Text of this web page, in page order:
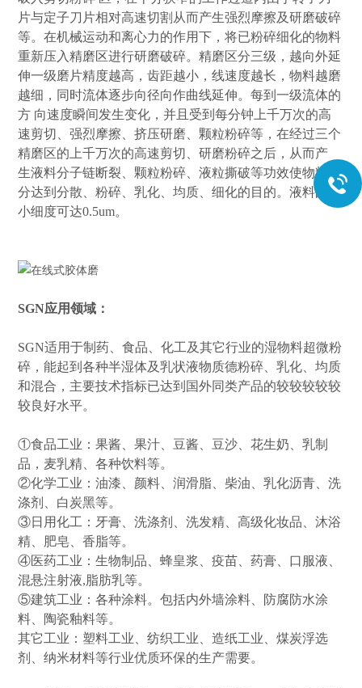
片与定子刀片相对高速切割从而产生强烈摩擦及研磨破碎
等。在机械运动和离心力的作用下，将已粉碎细化的物料
重新压入精磨区进行研磨破碎。精磨区分三级，越向外延
伸一级磨片精度越高，齿距越小，线速度越长，物料越磨
越细，同时流体逐步向径向作曲线延伸。每到一级流体的
方 向速度瞬间发生变化，并且受到每分钟上千万次的高
速剪切、强烈摩擦、挤压研磨、颗粒粉碎等，在经过三个
精磨区的上千万次的高速剪切、研磨粉碎之后，从而产
生液料分子链断裂、颗粒粉碎、液粒撕破等功效使物料充
分达到分散、粉碎、乳化、均质、细化的目的。液料的zui
小细度可达0.5um。
SGN应用领域：
SGN适用于制药、食品、化工及其它行业的湿物料超微粉
碎，能起到各种半湿体及乳状液物质德粉碎、乳化、均质
和混合，主要技术指标已达到国外同类产品的较较较较较
较良好水平。
①食品工业：果酱、果汁、豆酱、豆沙、花生奶、乳制
品，麦乳精、各种饮料等。
②化学工业：油漆、颜料、润滑脂、柴油、乳化沥青、洗
涤剂、白炭黑等。
③日用化工：牙膏、洗涤剂、洗发精、高级化妆品、沐浴
精、肥皂、香脂等。
④医药工业：生物制品、蜂皇浆、疫苗、药膏、口服液、
混悬注射液,脂肪乳等。
⑤建筑工业：各种涂料。包括内外墙涂料、防腐防水涂
料、陶瓷釉料等。
其它工业：塑料工业、纺织工业、造纸工业、煤炭浮选
剂、纳米材料等行业优质环保的生产需要。